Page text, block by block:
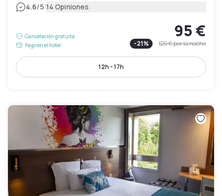
4.6/5|14 Opiniones
Cancelación gratuita
Pago en el hotel
95 €
-21% 120 €por la noche
12h - 17h